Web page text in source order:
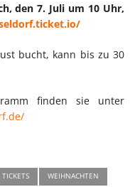
den 7. Juli um 10 Uhr,
bucht, kann bis zu 30
finden sie unter
TICKETS WEIHNACHTEN